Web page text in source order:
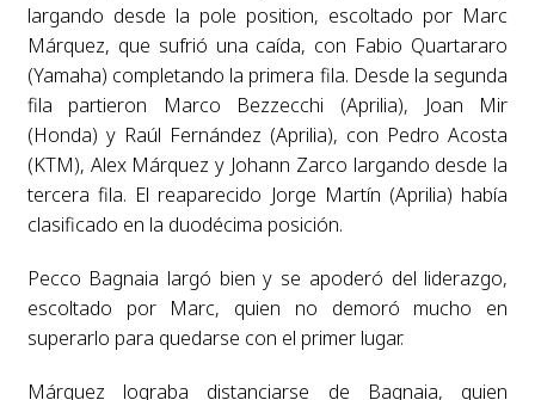
largando desde la pole position, escoltado por Marc
Márquez, que sufrió una caída, con Fabio Quartararo
(Yamaha) completando la primera fila. Desde la segunda
fila partieron Marco Bezzecchi (Aprilia), Joan Mir
(Honda) y Raúl Fernández (Aprilia), con Pedro Acosta
(KTM), Alex Márquez y Johann Zarco largando desde la
tercera fila. El reaparecido Jorge Martín (Aprilia) había
clasificado en la duodécima posición.
Pecco Bagnaia largó bien y se apoderó del liderazgo,
escoltado por Marc, quien no demoró mucho en
superarlo para quedarse con el primer lugar.
Márquez lograba distanciarse de Bagnaia, quien